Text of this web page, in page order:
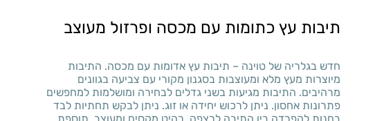
תיבות עץ כתומות עם מכסה ופרזול מעוצב
חדש בגלריה של טוינה – תיבות עץ אדומות עם מכסה. התיבות
מיוצרות מעץ מלא ומעוצבות בסגנון מקורי עם צביעה בגוונים
מרהיבים. התיבות מגיעות בשני גדלים לבחירה ומושלמות למחפשים
פתרונות אחסון. ניתן לרכוש יחידה או זוג. ניתן לבקש תחתיות לבד